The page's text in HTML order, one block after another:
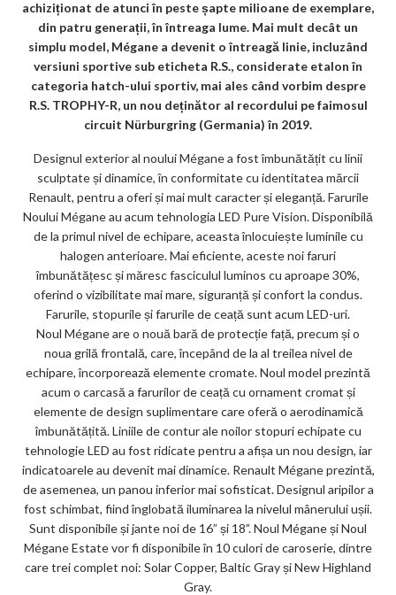
k
m
ar
ks
achiziționat de atunci în peste șapte milioane de exemplare,
din patru generații, în întreaga lume. Mai mult decât un
simplu model, Mégane a devenit o întreagă linie, incluzând
versiuni sportive sub eticheta R.S., considerate etalon în
categoria hatch-ului sportiv, mai ales când vorbim despre
R.S. TROPHY-R, un nou deținător al recordului pe faimosul
circuit Nürburgring (Germania) în 2019.
Designul exterior al noului Mégane a fost îmbunătățit cu linii
sculptate și dinamice, în conformitate cu identitatea mărcii
Renault, pentru a oferi și mai mult caracter și eleganță. Farurile
Noului Mégane au acum tehnologia LED Pure Vision. Disponibilă
de la primul nivel de echipare, aceasta înlocuiește luminile cu
halogen anterioare. Mai eficiente, aceste noi faruri
îmbunătățesc și măresc fasciculul luminos cu aproape 30%,
oferind o vizibilitate mai mare, siguranță și confort la condus.
Farurile, stopurile și farurile de ceață sunt acum LED-uri.
Noul Mégane are o nouă bară de protecție față, precum și o
noua grilă frontală, care, începând de la al treilea nivel de
echipare, încorporează elemente cromate. Noul model prezintă
acum o carcasă a farurilor de ceață cu ornament cromat și
elemente de design suplimentare care oferă o aerodinamică
îmbunătățită. Liniile de contur ale noilor stopuri echipate cu
tehnologie LED au fost ridicate pentru a afișa un nou design, iar
indicatoarele au devenit mai dinamice. Renault Mégane prezintă,
de asemenea, un panou inferior mai sofisticat. Designul aripilor a
fost schimbat, fiind înglobată iluminarea la nivelul mânerului ușii.
Sunt disponibile și jante noi de 16” și 18”. Noul Mégane și Noul
Mégane Estate vor fi disponibile în 10 culori de caroserie, dintre
care trei complet noi: Solar Copper, Baltic Gray și New Highland
Gray.